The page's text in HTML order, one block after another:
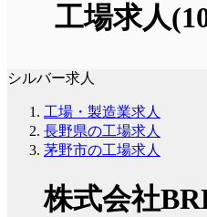
工場求人
シルバー求人
工場・製造業求人
長野県の工場求人
茅野市の工場求人
株式会社